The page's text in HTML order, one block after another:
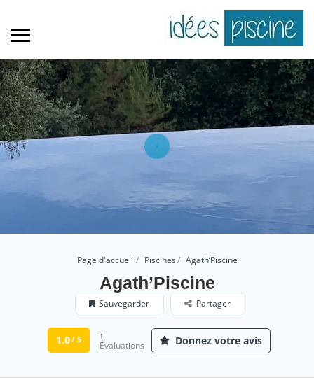
Page d'accueil Piscines Agath’Piscine
Agath’Piscine
Sauvegarder Partager
1.0/ 5 1
Évaluations Donnez votre avis